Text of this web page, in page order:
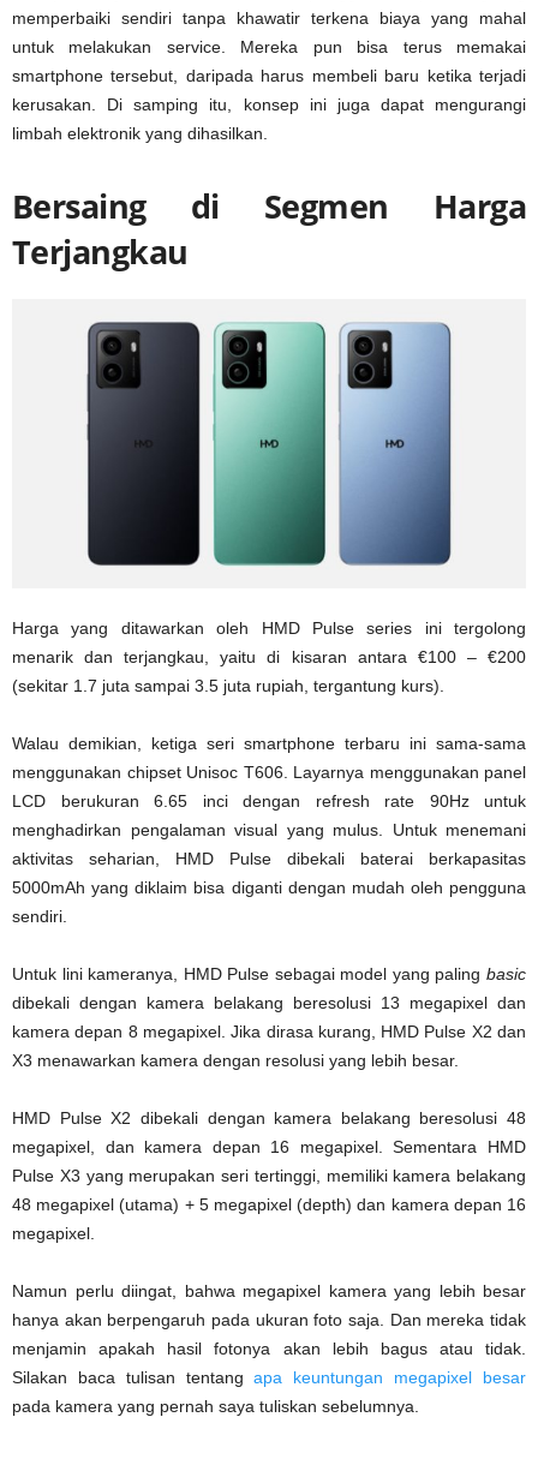
memperbaiki sendiri tanpa khawatir terkena biaya yang mahal
untuk melakukan service. Mereka pun bisa terus memakai
smartphone tersebut, daripada harus membeli baru ketika terjadi
kerusakan. Di samping itu, konsep ini juga dapat mengurangi
limbah elektronik yang dihasilkan.
Bersaing di Segmen Harga
Terjangkau
Harga yang ditawarkan oleh HMD Pulse series ini tergolong
menarik dan terjangkau, yaitu di kisaran antara €100 – €200
(sekitar 1.7 juta sampai 3.5 juta rupiah, tergantung kurs).
Walau demikian, ketiga seri smartphone terbaru ini sama-sama
menggunakan chipset Unisoc T606. Layarnya menggunakan panel
LCD berukuran 6.65 inci dengan refresh rate 90Hz untuk
menghadirkan pengalaman visual yang mulus. Untuk menemani
aktivitas seharian, HMD Pulse dibekali baterai berkapasitas
5000mAh yang diklaim bisa diganti dengan mudah oleh pengguna
sendiri.
Untuk lini kameranya, HMD Pulse sebagai model yang paling basic
dibekali dengan kamera belakang beresolusi 13 megapixel dan
kamera depan 8 megapixel. Jika dirasa kurang, HMD Pulse X2 dan
X3 menawarkan kamera dengan resolusi yang lebih besar.
HMD Pulse X2 dibekali dengan kamera belakang beresolusi 48
megapixel, dan kamera depan 16 megapixel. Sementara HMD
Pulse X3 yang merupakan seri tertinggi, memiliki kamera belakang
48 megapixel (utama) + 5 megapixel (depth) dan kamera depan 16
megapixel.
Namun perlu diingat, bahwa megapixel kamera yang lebih besar
hanya akan berpengaruh pada ukuran foto saja. Dan mereka tidak
menjamin apakah hasil fotonya akan lebih bagus atau tidak.
Silakan baca tulisan tentangapa keuntungan megapixel besar
pada kamera yang pernah saya tuliskan sebelumnya.